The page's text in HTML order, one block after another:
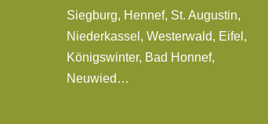
Siegburg, Hennef, St. Augustin,
Niederkassel, Westerwald, Eifel,
Königswinter, Bad Honnef,
Neuwied…